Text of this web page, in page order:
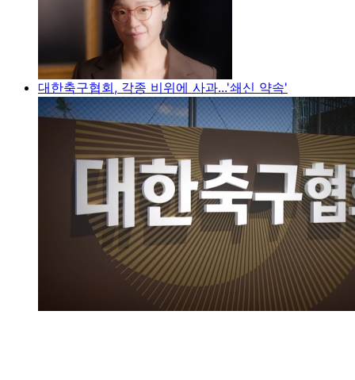
대한축구협회, 각종 비위에 사과...'쇄신 약속'